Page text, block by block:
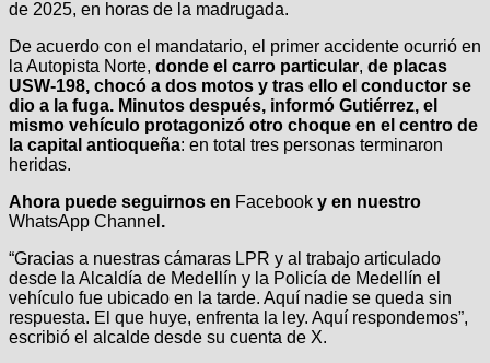
de 2025, en horas de la madrugada.
De acuerdo con el mandatario, el primer accidente ocurrió en
la Autopista Norte, donde el carro particular, de placas
USW-198, chocó a dos motos y tras ello el conductor se
dio a la fuga. Minutos después, informó Gutiérrez, el
mismo vehículo protagonizó otro choque en el centro de
la capital antioqueña: en total tres personas terminaron
heridas.
Ahora puede seguirnos en Facebook y en nuestro
WhatsApp Channel .
“Gracias a nuestras cámaras LPR y al trabajo articulado
desde la Alcaldía de Medellín y la Policía de Medellín el
vehículo fue ubicado en la tarde. Aquí nadie se queda sin
respuesta. El que huye, enfrenta la ley. Aquí respondemos”,
escribió el alcalde desde su cuenta de X.